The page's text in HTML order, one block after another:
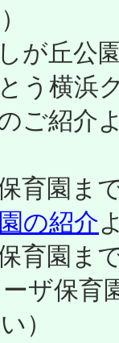
が丘公
う横浜
ご紹介
育園ま
の紹介
育園ま
ザ保育
）